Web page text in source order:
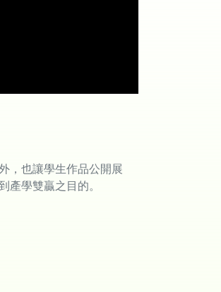
，也讓學生作品公開展
學雙贏之目的。